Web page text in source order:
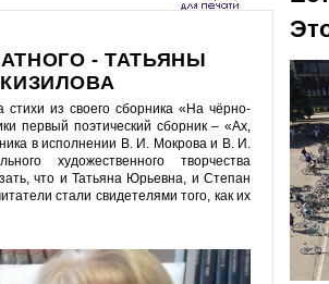
- ТАТЬЯНЫ
из своего сборника «На чёрно-
первый поэтический сборник – «Ах,
в исполнении В. И. Мокрова и В. И.
художественного творчества
что и Татьяна Юрьевна, и Степан
стали свидетелями того, как их